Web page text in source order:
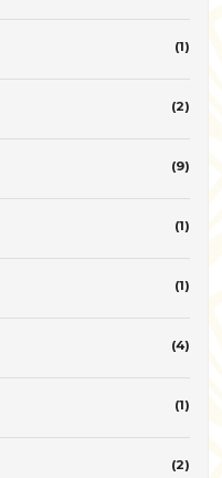
(1)
(2)
(9)
(1)
(1)
(4)
(1)
(2)